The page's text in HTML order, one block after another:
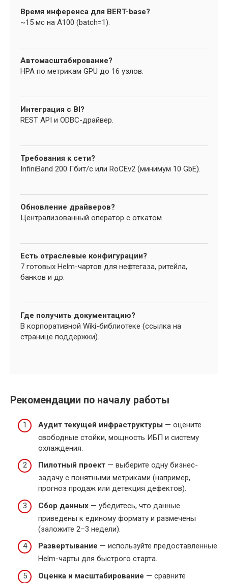
Время инференса для BERT-base?
~15 мс на A100 (batch=1).
Автомасштабирование?
HPA по метрикам GPU до 16 узлов.
Интеграция с BI?
REST API и ODBC-драйвер.
Требования к сети?
InfiniBand 200 Гбит/с или RoCEv2 (минимум 10 GbE).
Обновление драйверов?
Централизованный оператор с откатом.
Есть отраслевые конфигурации?
7 готовых Helm-чартов для нефтегаза, ритейла,
банков и др.
Где получить документацию?
В корпоративной Wiki-библиотеке (ссылка на
странице поддержки).
Рекомендации по началу работы
Аудит текущей инфраструктуры — оцените
свободные стойки, мощность ИБП и систему
охлаждения.
Пилотный проект — выберите одну бизнес-
задачу с понятными метриками (например,
прогноз продаж или детекция дефектов).
Сбор данных — убедитесь, что данные
приведены к единому формату и размечены
(заложите 2–3 недели).
Развертывание — используйте предоставленные
Helm-чарты для быстрого старта.
Оценка и масштабирование — сравните